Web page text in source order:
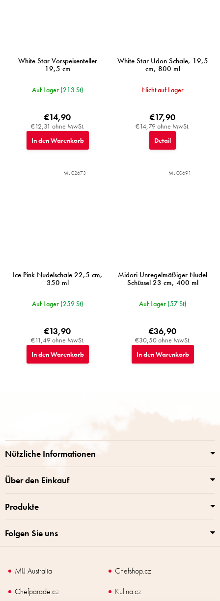
White Star Vorspeisenteller
19,5 cm
Auf Lager (213 St)
€12,31 ohne MwSt.
€14,90
In den Warenkorb
White Star Udon Schale, 19,5
cm, 800 ml
Nicht auf Lager
€14,79 ohne MwSt.
€17,90
Detail
Ice Pink Nudelschale 22,5 cm,
350 ml
Auf Lager (259 St)
€11,49 ohne MwSt.
€13,90
In den Warenkorb
MIJC2673
Midori Unregelmäßiger Nudel
Schüssel 23 cm, 400 ml
Auf Lager (57 St)
€30,50 ohne MwSt.
€36,90
In den Warenkorb
MIJC0691
Nützliche Informationen
Über den Einkauf
Produkte
Folgen Sie uns
MIJ Australia
Chefshop.cz
Chefparade.cz
Kulina.cz